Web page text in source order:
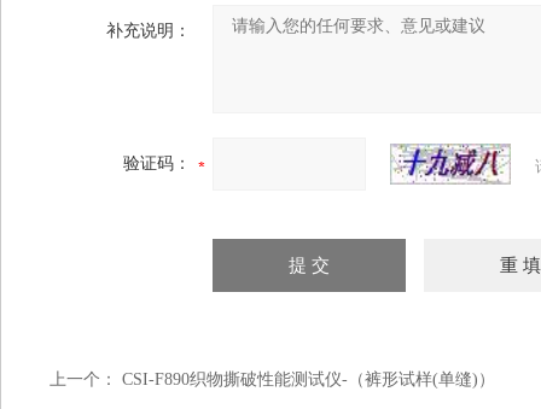
补充说明：
验证码：
上一个： CSI-F890织物撕破性能测试仪-（裤形试样(单缝)）